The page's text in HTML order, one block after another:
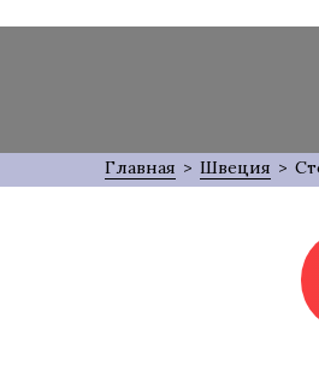
Главная > Швеция >